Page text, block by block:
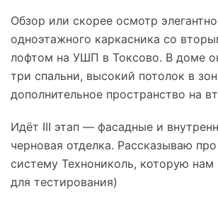
Обзор или скорее осмотр
одноэтажного каркасника со
лофтом на УШП в Токсово. В доме
три спальни, высокий потолок в
дополнительное пространство на
Идёт III этап — фасадные и
черновая отделка. Рассказываю
систему Технониколь, которую нам
для тестирования)